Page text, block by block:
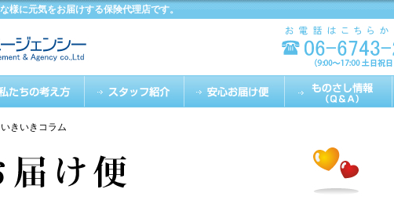
様に元気をお届けする保険代理店です。
いきいきコラム